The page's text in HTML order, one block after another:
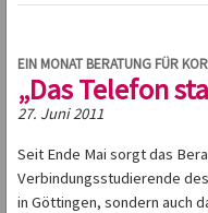
EIN MONAT BERATUNG FÜR
„Das Telefon
27. Juni 2011
Seit Ende Mai sorgt das
Verbindungsstudierende
in Göttingen, sondern auch